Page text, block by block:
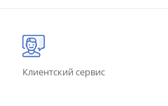
Клиентский сервис